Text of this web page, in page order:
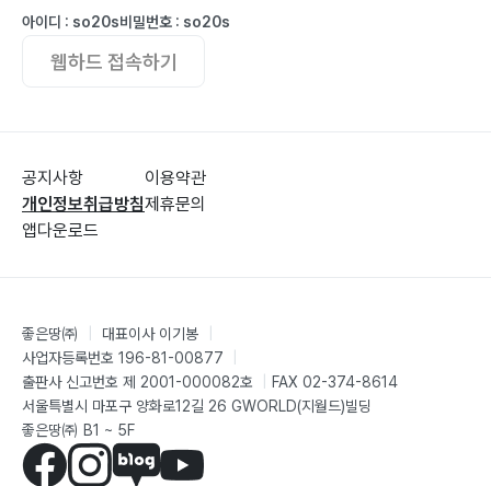
8) 하나님의 도성의 마지막 모습
3. 결론
에필로그 - 아우구스티누스의 죽음과 후세에 미친 그의
영향
참고문헌
아이디 : so20s비밀번호 : so20s
웹하드 접속하기
공지사항
개인정보취급방침
앱다운로드
이용약관
제휴문의
좋은땅㈜ 대표이사 이기봉
사업자등록번호 196-81-00877
출판사 신고번호 제 2001-000082호
FAX 02-374-8614
서울특별시 마포구 양화로12길 26 GWORLD(지월드)빌딩
좋은땅㈜ B1 ~ 5F